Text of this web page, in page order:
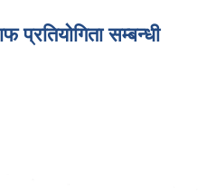
प्रतियोगिता सम्बन्धी